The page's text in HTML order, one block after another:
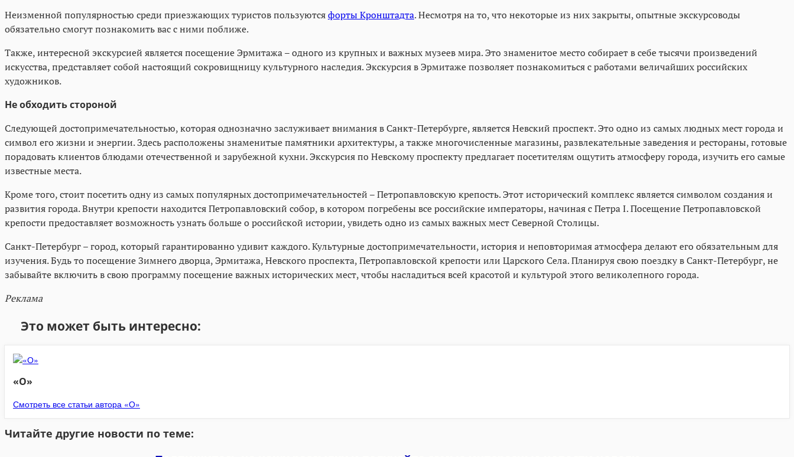
Неизменной популярностью среди приезжающих туристов пользуютсяфорты Кронштадта. Несмотря на то, что некоторые из них закрыты, опытные экскурсоводы
обязательно смогут познакомить вас с ними поближе.
Также, интересной экскурсией является посещение Эрмитажа – одного из крупных и важных музеев мира. Это знаменитое место собирает в себе тысячи произведений
искусства, представляет собой настоящий сокровищницу культурного наследия. Экскурсия в Эрмитаже позволяет познакомиться с работами величайших российских
художников.
Не обходить стороной
Следующей достопримечательностью, которая однозначно заслуживает внимания в Санкт-Петербурге, является Невский проспект. Это одно из самых людных мест города и
символ его жизни и энергии. Здесь расположены знаменитые памятники архитектуры, а также многочисленные магазины, развлекательные заведения и рестораны, готовые
порадовать клиентов блюдами отечественной и зарубежной кухни. Экскурсия по Невскому проспекту предлагает посетителям ощутить атмосферу города, изучить его самые
известные места.
Кроме того, стоит посетить одну из самых популярных достопримечательностей – Петропавловскую крепость. Этот исторический комплекс является символом создания и
развития города. Внутри крепости находится Петропавловский собор, в котором погребены все российские императоры, начиная с Петра I. Посещение Петропавловской
крепости предоставляет возможность узнать больше о российской истории, увидеть одно из самых важных мест Северной Столицы.
Санкт-Петербург – город, который гарантированно удивит каждого. Культурные достопримечательности, история и неповторимая атмосфера делают его обязательным для
изучения. Будь то посещение Зимнего дворца, Эрмитажа, Невского проспекта, Петропавловской крепости или Царского Села. Планируя свою поездку в Санкт-Петербург, не
забывайте включить в свою программу посещение важных исторических мест, чтобы насладиться всей красотой и культурой этого великолепного города.
Реклама
Это может быть интересно:
«О»
Смотреть все статьи автора «О»
Читайте другие новости по теме: